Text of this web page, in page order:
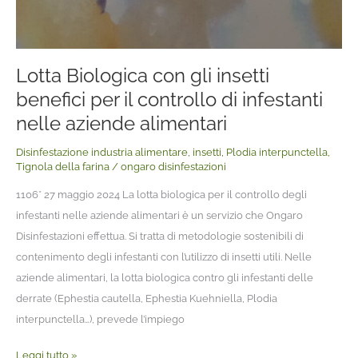
Lotta Biologica con gli insetti
benefici per il controllo di infestanti
nelle aziende alimentari
Disinfestazione industria alimentare, insetti, Plodia interpunctella,
Tignola della farina/ ongaro disinfestazioni
1106* 27 maggio 2024 La lotta biologica per il controllo degli
infestanti nelle aziende alimentari è un servizio che Ongaro
Disinfestazioni effettua. Si tratta di metodologie sostenibili di
contenimento degli infestanti con l’utilizzo di insetti utili. Nelle
aziende alimentari, la lotta biologica contro gli infestanti delle
derrate (Ephestia cautella, Ephestia Kuehniella, Plodia
interpunctella…), prevede l’impiego
Leggi tutto »